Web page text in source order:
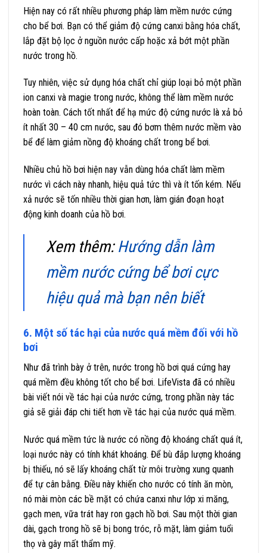
Hiện nay có rất nhiều phương pháp làm mềm nước cứng
cho bể bơi. Bạn có thể giảm độ cứng canxi bằng hóa chất,
lắp đặt bộ lọc ở nguồn nước cấp hoặc xả bớt một phần
nước trong hồ.
Tuy nhiên, việc sử dụng hóa chất chỉ giúp loại bỏ một phần
ion canxi và magie trong nước, không thể làm mềm nước
hoàn toàn. Cách tốt nhất để hạ mức độ cứng nước là xả bỏ
ít nhất 30 – 40 cm nước, sau đó bơm thêm nước mềm vào
bể để làm giảm nồng độ khoáng chất trong bể bơi.
Nhiều chủ hồ bơi hiện nay vẫn dùng hóa chất làm mềm
nước vì cách này nhanh, hiệu quả tức thì và ít tốn kém. Nếu
xả nước sẽ tốn nhiều thời gian hơn, làm gián đoạn hoạt
động kinh doanh của hồ bơi.
Xem thêm:Hướng dẫn làm
mềm nước cứng bể bơi cực
hiệu quả mà bạn nên biết
6. Một số tác hại của nước quá mềm đối với hồ
bơi
Như đã trình bày ở trên, nước trong hồ bơi quá cứng hay
quá mềm đều không tốt cho bể bơi. LifeVista đã có nhiều
bài viết nói về tác hại của nước cứng, trong phần này tác
giả sẽ giải đáp chi tiết hơn về tác hại của nước quá mềm.
Nước quá mềm tức là nước có nồng độ khoáng chất quá ít,
loại nước này có tính khát khoáng. Để bù đắp lượng khoáng
bị thiếu, nó sẽ lấy khoáng chất từ môi trường xung quanh
để tự cân bằng. Điều này khiến cho nước có tính ăn mòn,
nó mài mòn các bề mặt có chứa canxi như lớp xi măng,
gạch men, vữa trát hay ron gạch hồ bơi. Sau một thời gian
dài, gạch trong hồ sẽ bị bong tróc, rỗ mặt, làm giảm tuổi
thọ và gây mất thẩm mỹ.